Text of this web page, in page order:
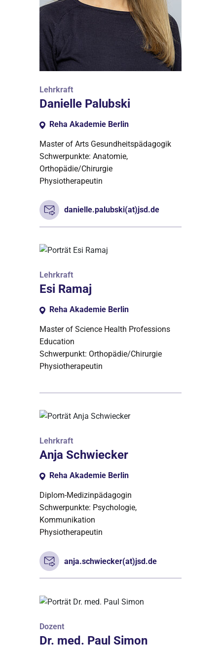
Lehrkraft
Danielle Palubski
Reha Akademie Berlin
Master of Arts Gesundheitspädagogik
Schwerpunkte: Anatomie,
Orthopädie/Chirurgie
Physiotherapeutin
danielle.palubski(at)jsd.de
Lehrkraft
Esi Ramaj
Reha Akademie Berlin
Master of Science Health Professions
Education
Schwerpunkt: Orthopädie/Chirurgie
Physiotherapeutin
Lehrkraft
Anja Schwiecker
Reha Akademie Berlin
Diplom-Medizinpädagogin
Schwerpunkte: Psychologie,
Kommunikation
Physiotherapeutin
anja.schwiecker(at)jsd.de
Dozent
Dr. med. Paul Simon